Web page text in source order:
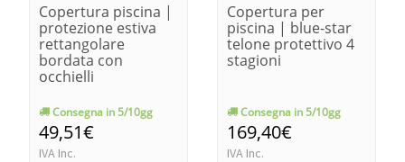
Copertura piscina |
protezione estiva
rettangolare
bordata con
occhielli
Consegna in 5/10gg
49,51€
IVA Inc.
Copertura per
piscina | blue-star
telone protettivo 4
stagioni
Consegna in 5/10gg
169,40€
IVA Inc.